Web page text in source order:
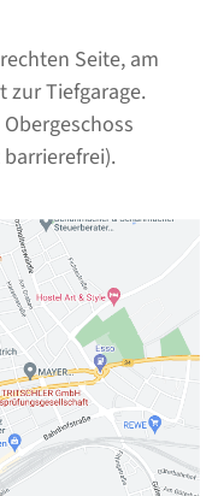
Seite, am
zur Tiefgarage.